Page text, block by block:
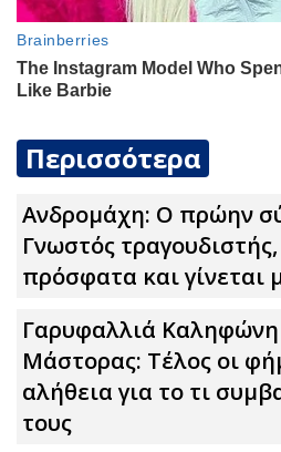
Περισσότερα
Ανδρομάχη: Ο πρώην
Γνωστός
πρόσφατα και γίνεται
Γαρυφαλλιά Καληφώνη
Μάστορας: Τέλος οι
αλήθεια για το τι
τους